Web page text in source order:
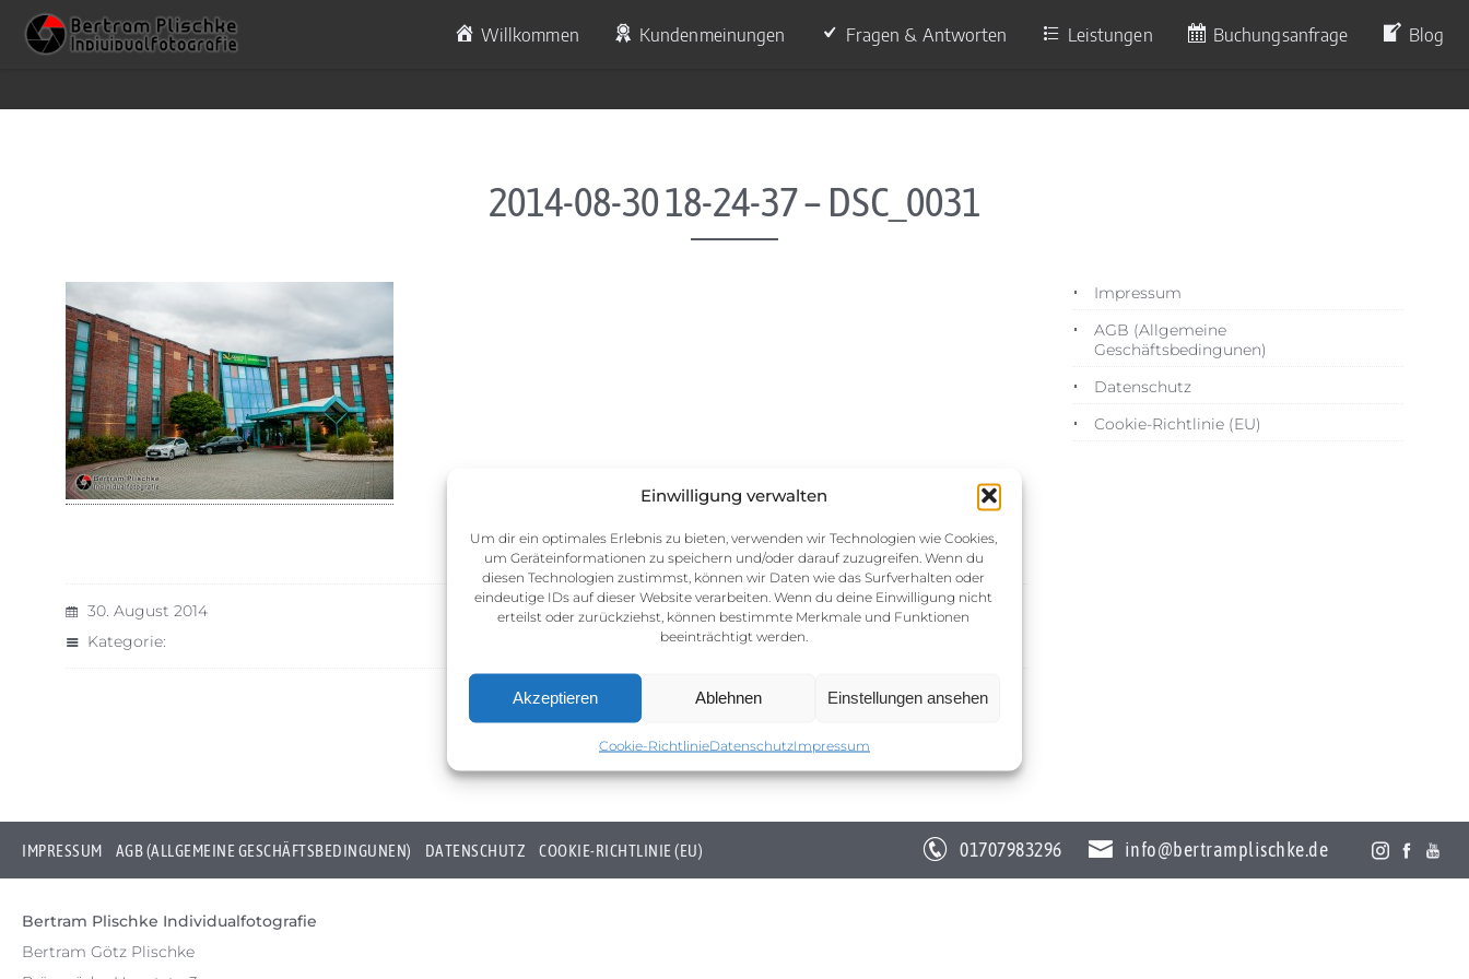
Einwilligung verwalten
Um dir ein optimales Erlebnis zu bieten, verwenden wir Technologien wie Cookies,
um Geräteinformationen zu speichern und/oder darauf zuzugreifen. Wenn du
diesen Technologien zustimmst, können wir Daten wie das Surfverhalten oder
eindeutige IDs auf dieser Website verarbeiten. Wenn du deine Einwilligung nicht
erteilst oder zurückziehst, können bestimmte Merkmale und Funktionen
beeinträchtigt werden.
Akzeptieren Ablehnen Einstellungen ansehen
Cookie-RichtlinieDatenschutzImpressum
Skip to content Willkommen Kundenmeinungen Fragen & Antworten Leistungen Buchungsanfrage Blog
2014-08-30 18-24-37 – DSC_0031
30. August 2014
Kategorie:
Impressum
AGB (Allgemeine
Geschäftsbedingunen)
Datenschutz
Cookie-Richtlinie (EU)
IMPRESSUM AGB (ALLGEMEINE GESCHÄFTSBEDINGUNEN) DATENSCHUTZ COOKIE-RICHTLINIE (EU) 01707983296 info@bertramplischke.de
Bertram Plischke Individualfotografie
Bertram Götz Plischke